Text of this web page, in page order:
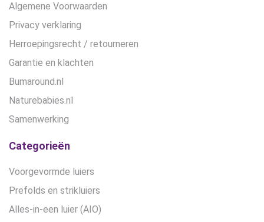
Algemene Voorwaarden
Privacy verklaring
Herroepingsrecht / retourneren
Garantie en klachten
Bumaround.nl
Naturebabies.nl
Samenwerking
Categorieën
Voorgevormde luiers
Prefolds en strikluiers
Alles-in-een luier (AIO)